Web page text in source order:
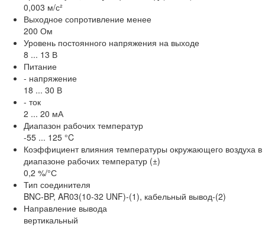
0,003 м/с²
Выходное сопротивление менее
200 Ом
Уровень постоянного напряжения на выходе
8 ... 13 В
Питание
- напряжение
18 ... 30 В
- ток
2 ... 20 мА
Диапазон рабочих температур
-55 ... 125 °C
Коэффициент влияния температуры окружающего воздуха в
диапазоне рабочих температур (±)
0,2 %/°С
Тип соединителя
BNC-BP, AR03(10-32 UNF)-(1), кабельный вывод-(2)
Направление вывода
вертикальный